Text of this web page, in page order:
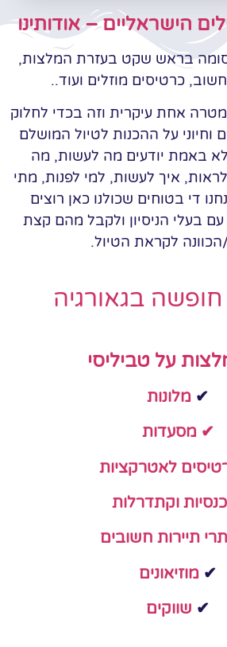
הישראליים – אודותינו
בראש שקט בעזרת המלצות,
כרטיסים מוזלים ועוד..
אחת עיקרית וזה בכדי לחלוק
וחיוני על ההכנות לטיול המושלם
לא באמת יודעים מה לעשות, מה
איך לעשות, למי לפנות, מתי
די בטוחים שכולנו כאן רוצים
עם בעלי הניסיון ולקבל מהם קצת
הכוונה לקראת הטיול.
בגאורגיה
על טביליסי
✔ מלונות
✔ מסעדות
לאטרקציות
כנסיות וקתדרלות
תיירות חשובים
✔ מוזיאונים
✔ שווקים